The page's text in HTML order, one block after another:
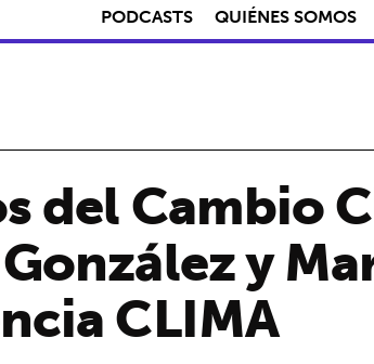
PODCASTS QUIÉNES SOMOS
del Cambio
y
CLIMA